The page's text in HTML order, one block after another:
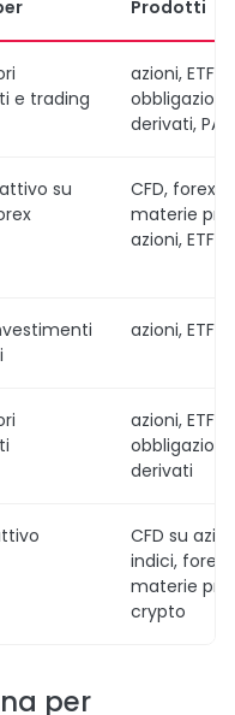
Prodotti
e trading
azioni, ETF,
obbligazioni,
derivati, PAC
su
CFD, forex,
materie
azioni, ETF
azioni, ETF,
azioni, ETF,
obbligazioni,
derivati
CFD su
indici, forex,
materie
crypto
per